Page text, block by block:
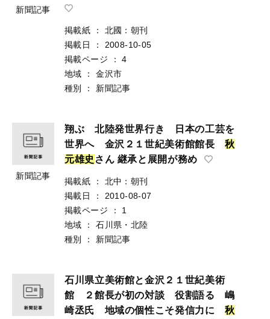
新聞記事
掲載紙 ：
北國：朝刊
掲載日
：
2008-10-05
掲載ページ
：
4
地域
：
金沢市
種別
： 新聞記事
新聞記事
翔ぶ 北陸発世界行き 日本の工芸を
世界へ 金沢２１世紀美術館館長秋
元雄史 さん 継承と展開が務め
掲載紙 ：
北中：朝刊
掲載日
：
2010-08-07
掲載ページ
：
1
地域
：
石川県・北陸
種別
： 新聞記事
石川県立美術館と金沢２１世紀美術
館 ２館長が初の対談 役割語る 嶋
崎丞氏 地域の個性こそ発信力に秋